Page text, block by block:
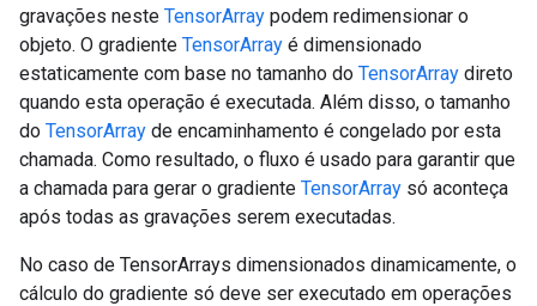
gravações neste TensorArray podem redimensionar o
objeto. O gradiente TensorArray é dimensionado
estaticamente com base no tamanho do TensorArray direto
quando esta operação é executada. Além disso, o tamanho
do TensorArray de encaminhamento é congelado por esta
chamada. Como resultado, o fluxo é usado para garantir que
a chamada para gerar o gradiente TensorArray só aconteça
após todas as gravações serem executadas.
No caso de TensorArrays dimensionados dinamicamente, o
cálculo do gradiente só deve ser executado em operações